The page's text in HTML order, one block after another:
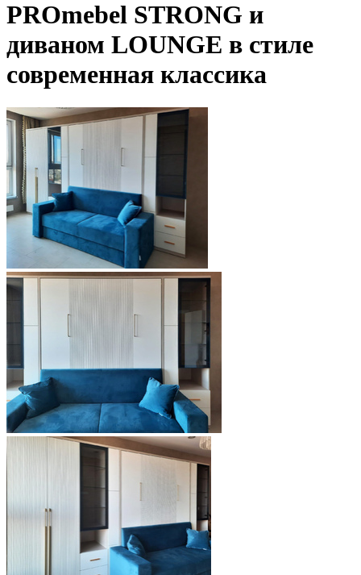
PROmebel STRONG и
диваном LOUNGE в стиле
современная классика